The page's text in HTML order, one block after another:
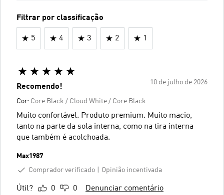
Filtrar por classificação
5 4 3 2 1
10 de julho de 2026
Recomendo!
Cor: Core Black / Cloud White / Core Black
Muito confortável. Produto premium. Muito macio,
tanto na parte da sola interna, como na tira interna
que também é acolchoada.
Max1987
Comprador verificado
Opinião incentivada
Útil? 0 0 Denunciar comentário